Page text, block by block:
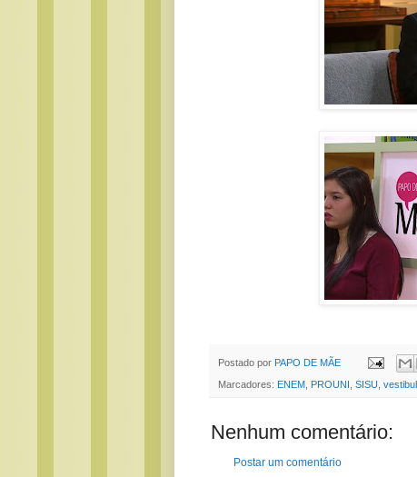
Postado por PAPO DE MÃE
Marcadores: ENEM PROUNI SISU
Nenhum comentário:
Postar um comentário